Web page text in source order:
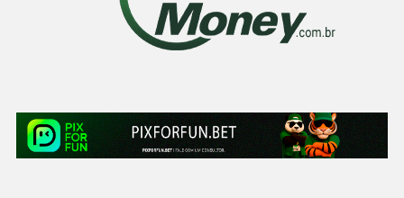
Inside Money